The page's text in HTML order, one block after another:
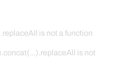
is not a function
is not